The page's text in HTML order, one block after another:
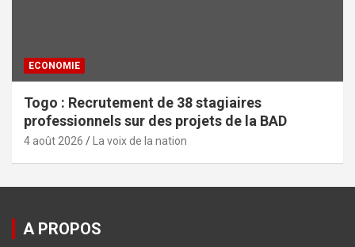
ECONOMIE
Togo : Recrutement de 38 stagiaires
professionnels sur des projets de la BAD
4 août 2026 La voix de la nation
A PROPOS